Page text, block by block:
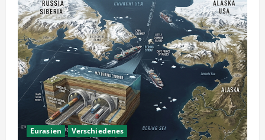
Eurasien Verschiedenes